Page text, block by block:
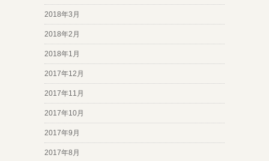
2018年3月
2018年2月
2018年1月
2017年12月
2017年11月
2017年10月
2017年9月
2017年8月